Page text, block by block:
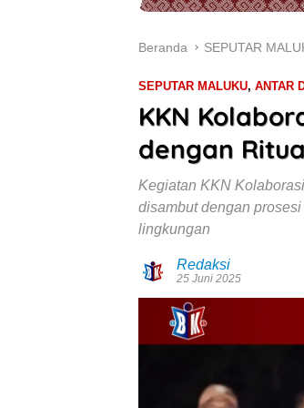
Beranda SEPUTAR
SEPUTAR MALUKU, ANTAR
KKN
dengan
Kegiatan KKN
disambut dengan
lingkungan
Redaksi
25 Juni 2025